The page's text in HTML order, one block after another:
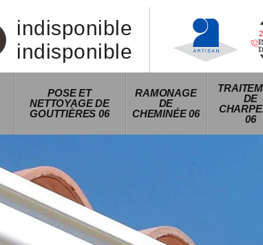
indisponible
indisponible
POSE ET
NETTOYAGE DE
GOUTTIÈRES 06
RAMONAGE
DE
CHEMINÉE 06
DE
06